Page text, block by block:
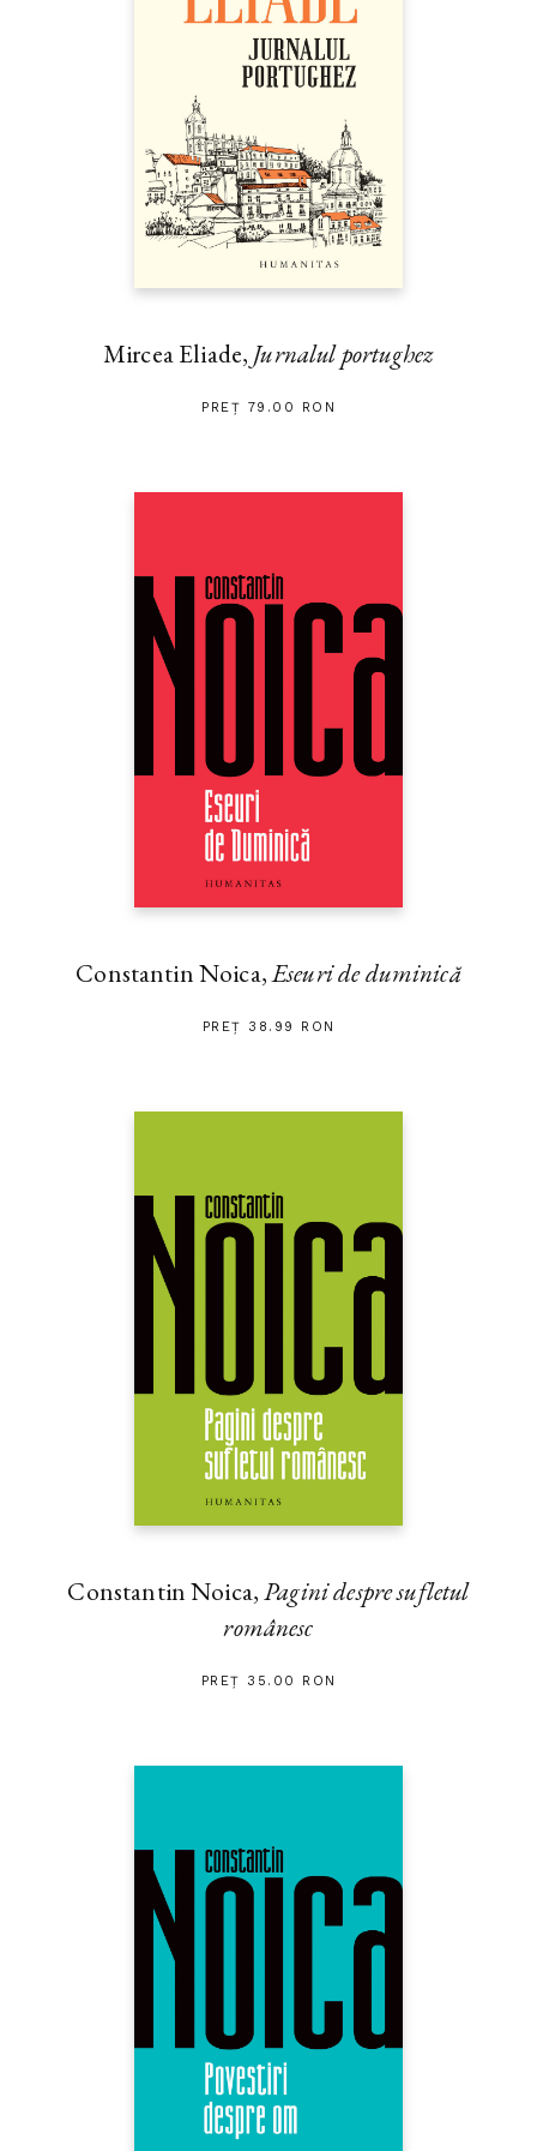
Mircea Eliade, Jurnalul portughez
PREȚ 79.00 RON
Constantin Noica,Eseuri de duminică
PREȚ 38.99 RON
Constantin Noica,Pagini despre sufletul
românesc
PREȚ 35.00 RON